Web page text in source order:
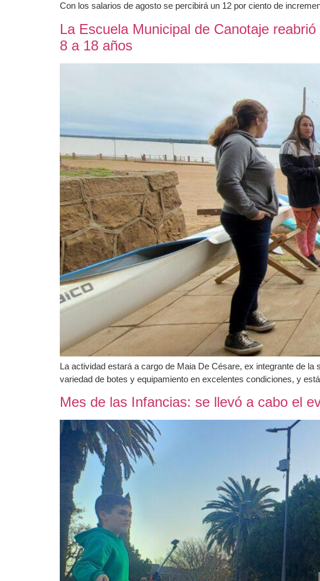
Con los salarios de agosto se percibirá un 12 por ciento de
La Escuela Municipal de Canotaje
8 a 18 años
La actividad estará a cargo de Maia De Césare, ex integrante de
variedad de botes y equipamiento en excelentes condiciones, y
Mes de las Infancias: se llevó a cabo el